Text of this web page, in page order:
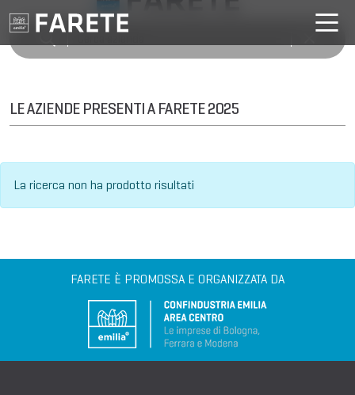
LE AZIENDE PRESENTI A FARETE 2025
La ricerca non ha prodotto risultati
FARETE È PROMOSSA E ORGANIZZATA DA